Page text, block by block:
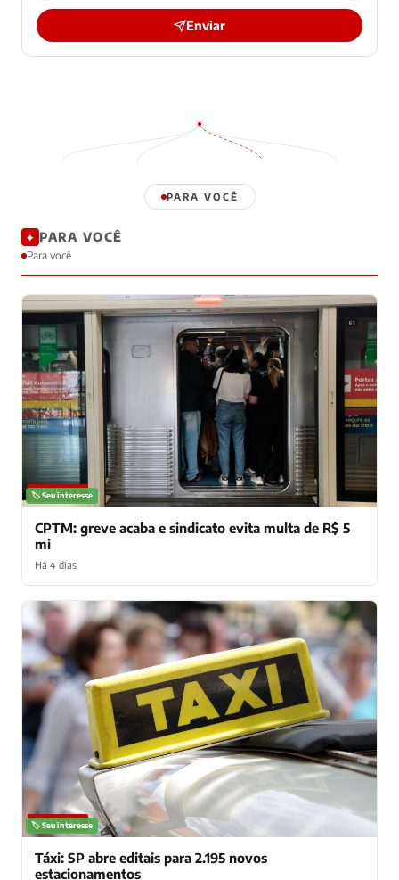
Enviar
PARA VOCÊ
✦ PARA VOCÊ
Para você
NOTÍCIAS
🏷️ Seu interesse
CPTM: greve acaba e sindicato evita multa de R$ 5
mi
Há 4 dias
NOTÍCIAS
🏷️ Seu interesse
Táxi: SP abre editais para 2.195 novos
estacionamentos